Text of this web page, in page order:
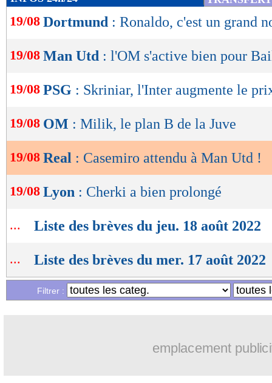
de
lecture
OK
19/08 Dortmund : Ronaldo, c'est un grand
19/08 Man Utd : l'OM s'active bien pour
19/08 PSG : Skriniar, l'Inter augmente le
19/08 OM : Milik, le plan B de la Juve
19/08 Real : Casemiro attendu à Man Utd !
19/08 Lyon : Cherki a bien prolongé
... Liste des brèves du jeu. 18 août 2022
... Liste des brèves du mer. 17 août 2022
Filtrer :
emplacement